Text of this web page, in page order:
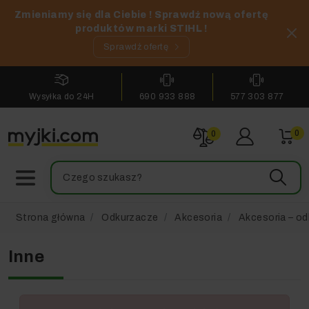
Zmieniamy się dla Ciebie ! Sprawdź nową ofertę
produktów marki STIHL !
Sprawdź ofertę
Wysyłka do 24H 690 933 888 577 303 877
0 0
Strona główna Odkurzacze Akcesoria Akcesoria –
Inne